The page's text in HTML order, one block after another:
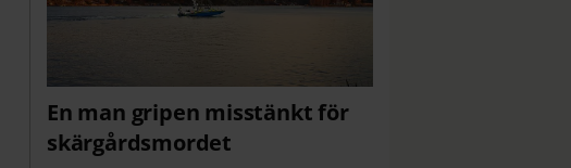
En man gripen misstänkt för
skärgårdsmordet